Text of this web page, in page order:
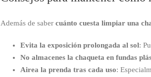
Además de saber cuánto cuesta limpiar una
Evita la exposición prolongada al sol:
No almacenes la chaqueta en fundas
Airea la prenda tras cada uso: